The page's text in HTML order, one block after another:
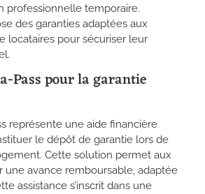
professionnelle temporaire.
des garanties adaptées aux
locataires pour sécuriser leur
Pass pour la garantie
représente une aide financière
le dépôt de garantie lors de
Cette solution permet aux
une avance remboursable, adaptée
assistance s’inscrit dans une